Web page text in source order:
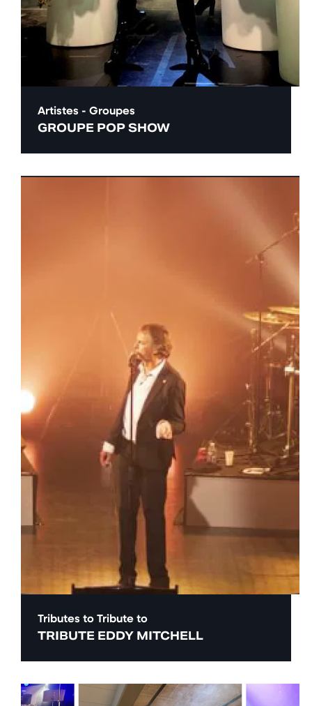
Artistes - Groupes
GROUPE POP SHOW
Tributes to Tribute to
TRIBUTE EDDY MITCHELL